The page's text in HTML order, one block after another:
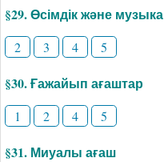
§29. Өсімдік және музыка
2 3 4 5
§30. Ғажайып ағаштар
1 2 4 5
§31. Миуалы ағаш